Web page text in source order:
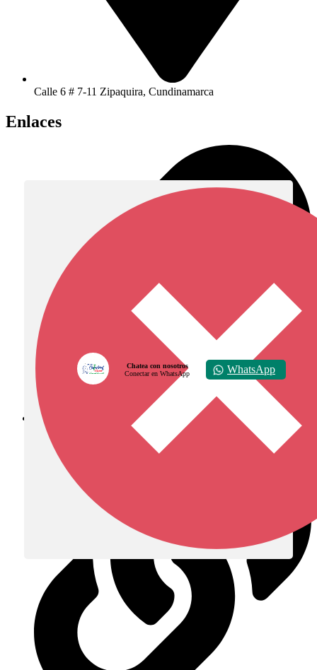
Calle 6 # 7-11 Zipaquira, Cundinamarca
Enlaces
Diócesis de Zipaquirá
Chatea con nosotros
Conectar en WhatsApp
WhatsApp